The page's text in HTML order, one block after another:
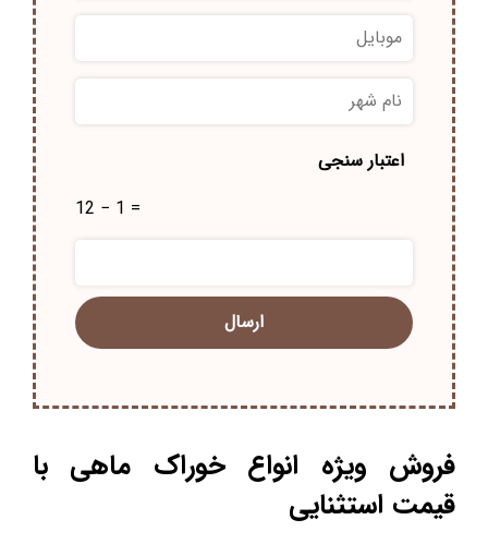
خانوادگی
موبایل
نام
شهر
*
اعتبار سنجی
12 − 1 =
فروش ویژه انواع خوراک ماهی با
قیمت استثنایی